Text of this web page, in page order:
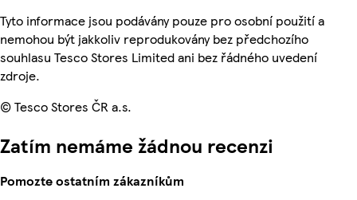
Tyto informace jsou podávány pouze pro osobní použití a
nemohou být jakkoliv reprodukovány bez předchozího
souhlasu Tesco Stores Limited ani bez řádného uvedení
zdroje.
© Tesco Stores ČR a.s.
Zatím nemáme žádnou recenzi
Pomozte ostatním zákazníkům